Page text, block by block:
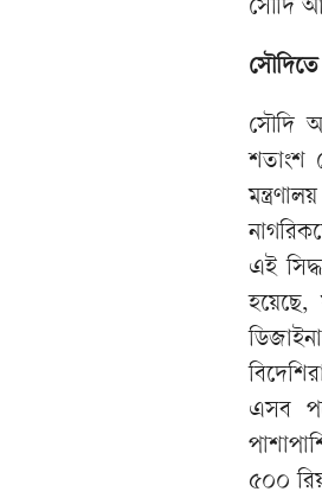
সৌদি
সৌদি
শতাংশ
এই
হয়েছে,
এসব
৫০০